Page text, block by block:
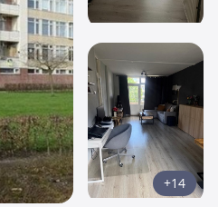
+14